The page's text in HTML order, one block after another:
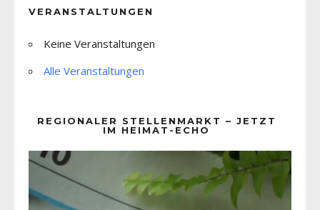
VERANSTALTUNGEN
Keine Veranstaltungen
Alle Veranstaltungen
REGIONALER STELLENMARKT – JETZT
IM HEIMAT-ECHO
Player